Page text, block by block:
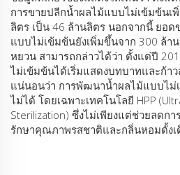
การขายปลีกน้ำผลไม้แบบไม่เข้มข้น
ลิตร เป็น 46 ล้านลิตร นอกจากนี้ ยอ
แบบไม่เข้มข้นยังเพิ่มขึ้นจาก 300 ล้า
หยวน สามารถกล่าวได้ว่า ตั้งแต่ปี
ไม่เข้มข้นได้เริ่มแสดงบทบาทและก้า
แน่นอนว่า การพัฒนาน้ำผลไม้แบบไม่
ไม่ได้ โดยเฉพาะเทคโนโลยี HPP
Sterilization) ซึ่งไม่เพียงแต่ช่วยลดก
รักษาคุณภาพรสชาติและกลิ่นหอมดั้งเ